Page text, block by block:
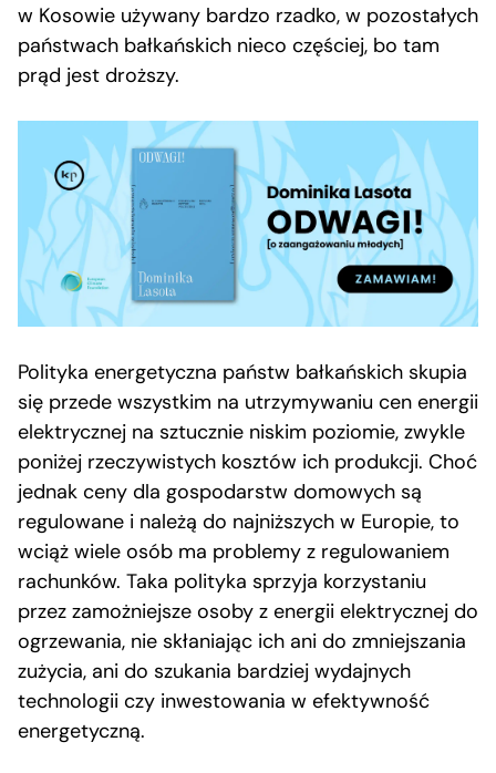
w Kosowie używany bardzo rzadko, w pozostałych
państwach bałkańskich nieco częściej, bo tam
prąd jest droższy.
Polityka energetyczna państw bałkańskich skupia
się przede wszystkim na utrzymywaniu cen energii
elektrycznej na sztucznie niskim poziomie, zwykle
poniżej rzeczywistych kosztów ich produkcji. Choć
jednak ceny dla gospodarstw domowych są
regulowane i należą do najniższych w Europie, to
wciąż wiele osób ma problemy z regulowaniem
rachunków. Taka polityka sprzyja korzystaniu
przez zamożniejsze osoby z energii elektrycznej do
ogrzewania, nie skłaniając ich ani do zmniejszania
zużycia, ani do szukania bardziej wydajnych
technologii czy inwestowania w efektywność
energetyczną.